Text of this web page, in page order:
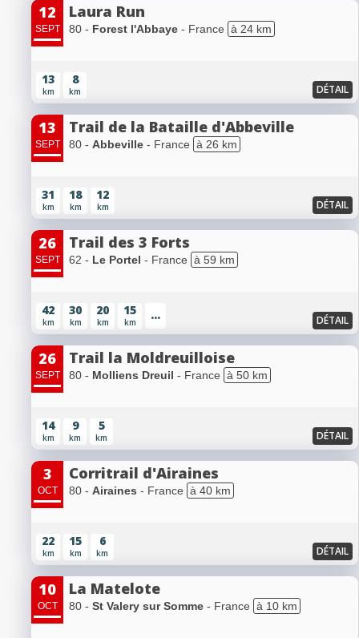
12
SEPT
Laura Run
80 - Forest l'Abbaye - France à 24 km
13
km
8
km DÉTAIL
13
SEPT
Trail de la Bataille d'Abbeville
80 - Abbeville - France à 26 km
31
km
18
km
12
km DÉTAIL
26
SEPT
Trail des 3 Forts
62 - Le Portel - France à 59 km
42
km
30
km
20
km
15
km ... DÉTAIL
26
SEPT
Trail la Moldreuilloise
80 - Molliens Dreuil - France à 50 km
14
km
9
km
5
km DÉTAIL
3
OCT
Corritrail d'Airaines
80 - Airaines - France à 40 km
22
km
15
km
6
km DÉTAIL
10
OCT
La Matelote
80 - St Valery sur Somme - France à 10 km